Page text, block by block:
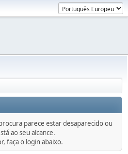
parece estar desaparecido ou
ao seu alcance.
faça o login abaixo.